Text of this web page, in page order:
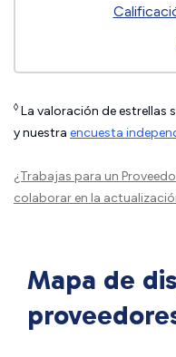
◊ La valoración de estrellas
y nuestra encuesta
¿Trabajas para un
colaborar en la
Mapa de